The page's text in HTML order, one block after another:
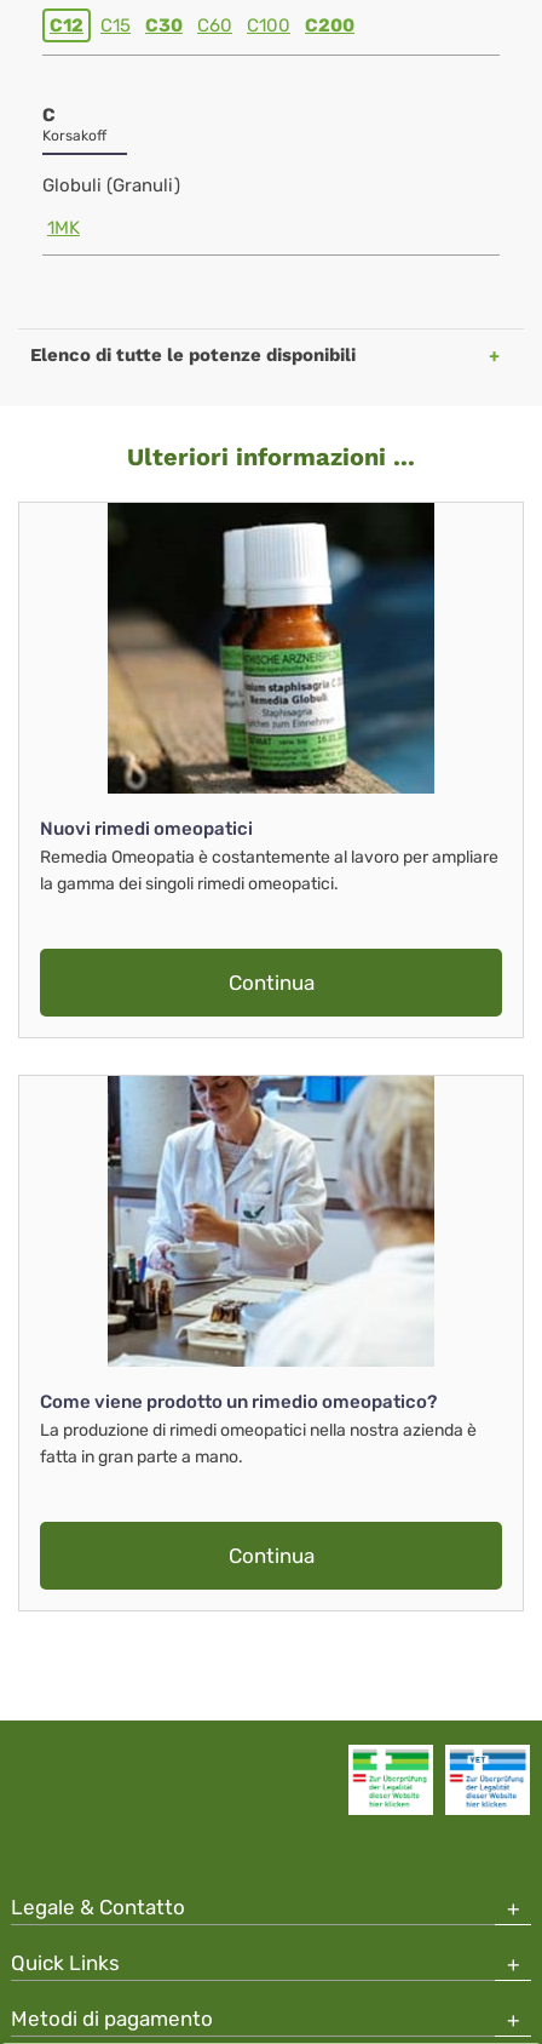
C12 C15 C30 C60 C100 C200
C
Korsakoff
Globuli (Granuli)
1MK
Elenco di tutte le potenze disponibili
Ulteriori informazioni ...
Nuovi rimedi omeopatici
Remedia Omeopatia è costantemente al lavoro per ampliare
la gamma dei singoli rimedi omeopatici.
Continua
Come viene prodotto un rimedio omeopatico?
La produzione di rimedi omeopatici nella nostra azienda è
fatta in gran parte a mano.
Continua
Legale & Contatto
Quick Links
Metodi di pagamento